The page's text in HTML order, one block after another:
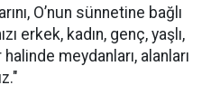
O’nun sünnetine bağlı
erkek, kadın, genç, yaşlı,
meydanları, alanları